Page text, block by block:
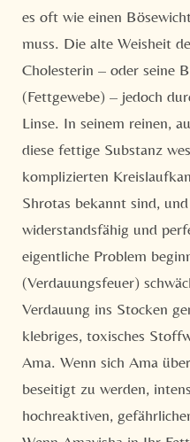
es oft wie einen
muss. Die alte Weisheit
Cholesterin – oder seine
(Fettgewebe) – jedoch
Linse. In seinem reinen,
diese fettige Substanz
komplizierten
Shrotas bekannt sind,
widerstandsfähig und
eigentliche Problem
(Verdauungsfeuer)
Verdauung ins Stocken
klebriges, toxisches
Ama. Wenn sich Ama
beseitigt zu werden,
hochreaktiven,